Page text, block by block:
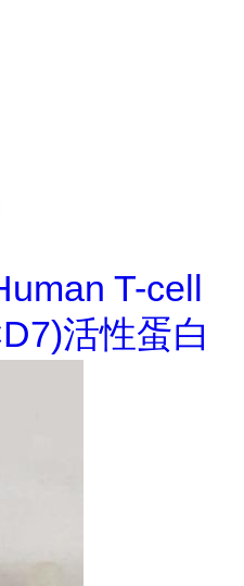
T-cell
活性蛋白